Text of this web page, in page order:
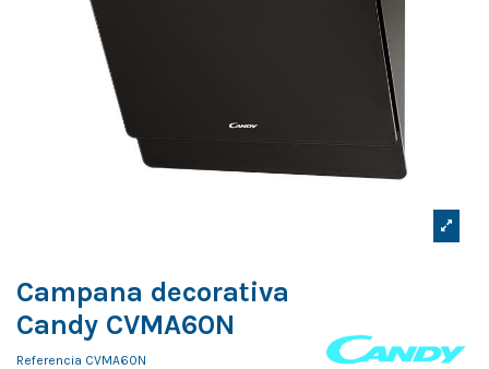
Campana decorativa
Candy CVMA60N
Referencia CVMA60N